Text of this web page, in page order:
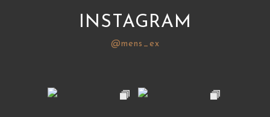
INSTAGRAM
@mens_ex